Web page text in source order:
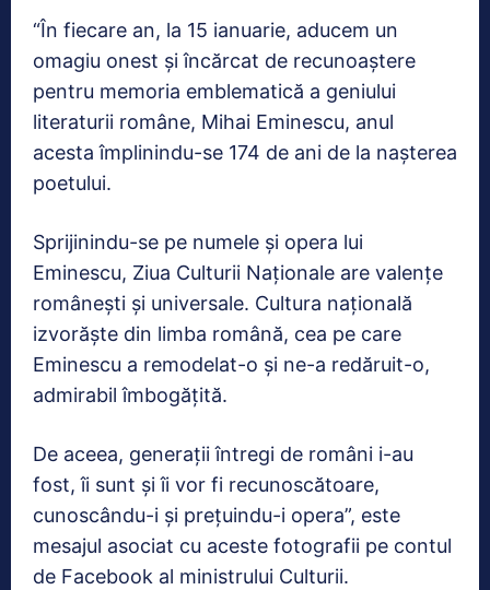
“În fiecare an, la 15 ianuarie, aducem un
omagiu onest și încărcat de recunoaștere
pentru memoria emblematică a geniului
literaturii române, Mihai Eminescu, anul
acesta împlinindu-se 174 de ani de la nașterea
poetului.
Sprijinindu-se pe numele și opera lui
Eminescu, Ziua Culturii Naționale are valențe
românești și universale. Cultura națională
izvorăște din limba română, cea pe care
Eminescu a remodelat-o și ne-a redăruit-o,
admirabil îmbogățită.
De aceea, generații întregi de români i-au
fost, îi sunt și îi vor fi recunoscătoare,
cunoscându-i și prețuindu-i opera”, este
mesajul asociat cu aceste fotografii pe contul
de Facebook al ministrului Culturii.